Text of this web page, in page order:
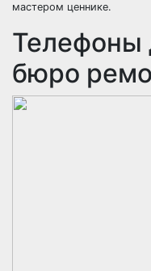
мастером ценнике.
Телефоны
бюро